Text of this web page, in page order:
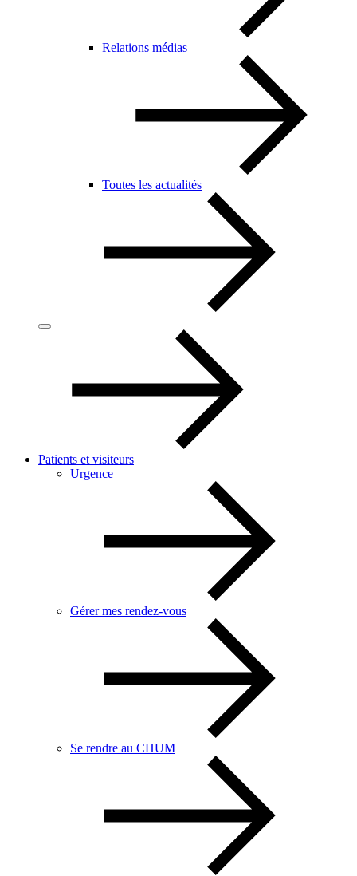
Relations médias
Toutes les actualités
Patients et visiteurs
Urgence
Gérer mes rendez-vous
Se rendre au CHUM